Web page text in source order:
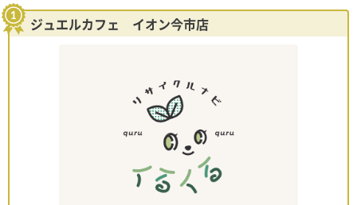
ジュエルカフェ イオン今市店